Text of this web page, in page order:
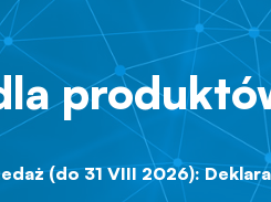
(do 31 VIII 2026):